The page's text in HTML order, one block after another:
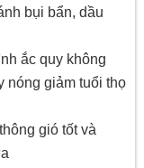
bụi bẩn, dầu
ắc quy không
nóng giảm tuổi thọ
gió tốt và